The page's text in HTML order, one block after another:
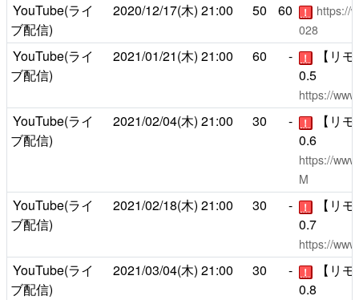
YouTube(ライ
ブ配信)
2020/12/17(木) 21:00 50 60 ！
https://
028
YouTube(ライ
ブ配信)
2021/01/21(木) 21:00 60 - ！
【リ
0.5
https://
YouTube(ライ
ブ配信)
2021/02/04(木) 21:00 30 - ！
【リ
0.6
https://
M
YouTube(ライ
ブ配信)
2021/02/18(木) 21:00 30 - ！
【リ
0.7
https://
YouTube(ライ
ブ配信)
2021/03/04(木) 21:00 30 - ！
【リ
0.8